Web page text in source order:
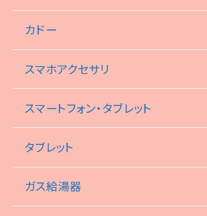
カドー
スマホアクセサリ
スマートフォン・タブレット
タブレット
ガス給湯器